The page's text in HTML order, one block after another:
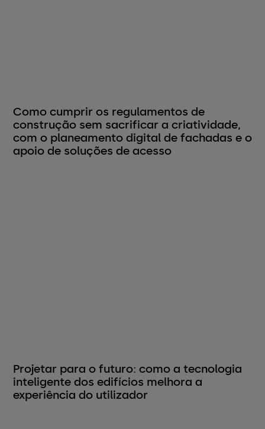
Como cumprir os regulamentos de
construção sem sacrificar a criatividade,
com o planeamento digital de fachadas e o
apoio de soluções de acesso
Projetar para o futuro: como a tecnologia
inteligente dos edifícios melhora a
experiência do utilizador